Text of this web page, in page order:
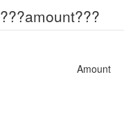
???amount???
Amount